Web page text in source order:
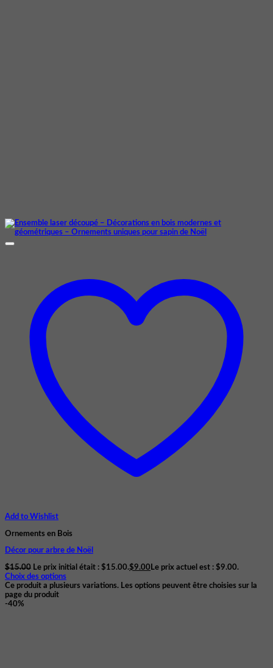
Add to Wishlist
Ornements en Bois
Décor pour arbre de Noël
$15.00 Le prix initial était : $15.00.$9.00 Le prix actuel est : $9.00.
Choix des options
Ce produit a plusieurs variations. Les options peuvent être choisies sur la
page du produit
-40%